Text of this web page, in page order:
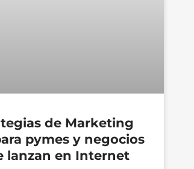
de Marketing
pymes y negocios
lanzan en Internet